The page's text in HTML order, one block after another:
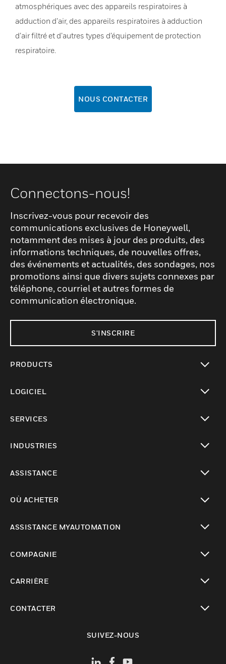
atmosphériques avec des appareils respiratoires à
adduction d’air, des appareils respiratoires à adduction
d’air filtré et d’autres types d’équipement de protection
respiratoire.
NOUS CONTACTER
Connectons-nous!
Inscrivez-vous pour recevoir des
communications exclusives de Honeywell,
notamment des mises à jour des produits, des
informations techniques, de nouvelles offres,
des événements et actualités, des sondages, nos
promotions ainsi que divers sujets connexes par
téléphone, courriel et autres formes de
communication électronique.
S'INSCRIRE
PRODUCTS
LOGICIEL
SERVICES
INDUSTRIES
ASSISTANCE
OÙ ACHETER
ASSISTANCE MYAUTOMATION
COMPAGNIE
CARRIÈRE
CONTACTER
SUIVEZ-NOUS